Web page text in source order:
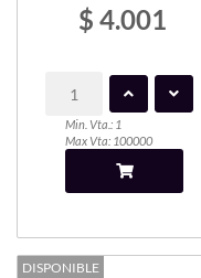
$ 4.001
Min. Vta.: 1
Max Vta: 100000
DISPONIBLE